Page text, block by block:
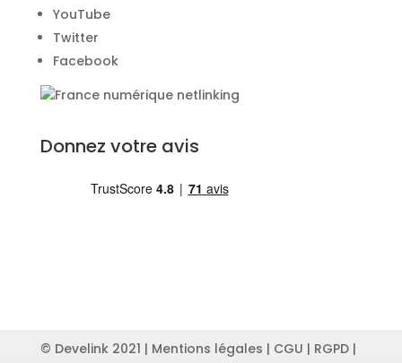
YouTube
Twitter
Facebook
Donnez votre avis
© Develink 2021 | Mentions légales | CGU | RGPD|